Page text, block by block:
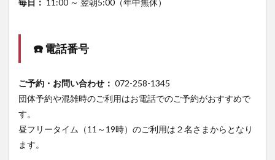
☎️ 電話番号
ご予約・お問い合わせ： 072-258-1345
団体予約や混雑時のご利用はお電話でのご予約がおすすめで
す。
昼フリータイム（11～19時）のご利用は２名さまからとなり
ます。